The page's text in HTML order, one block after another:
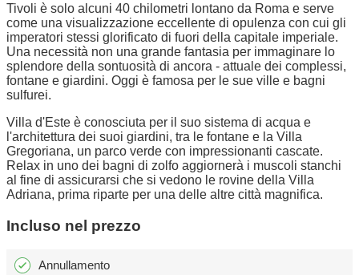
Tivoli è solo alcuni 40 chilometri lontano da Roma e serve
come una visualizzazione eccellente di opulenza con cui gli
imperatori stessi glorificato di fuori della capitale imperiale.
Una necessità non una grande fantasia per immaginare lo
splendore della sontuosità di ancora - attuale dei complessi,
fontane e giardini. Oggi è famosa per le sue ville e bagni
sulfurei.
Villa d'Este è conosciuta per il suo sistema di acqua e
l'architettura dei suoi giardini, tra le fontane e la Villa
Gregoriana, un parco verde con impressionanti cascate.
Relax in uno dei bagni di zolfo aggiornerà i muscoli stanchi
al fine di assicurarsi che si vedono le rovine della Villa
Adriana, prima riparte per una delle altre città magnifica.
Incluso nel prezzo
Annullamento